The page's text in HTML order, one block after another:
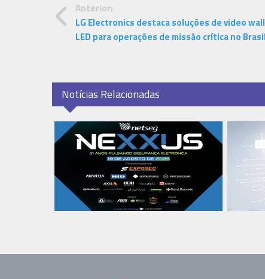
Anterior:
LG Electronics destaca soluções de video
LED para operações de missão crítica no Brasil
Notícias Relacionadas